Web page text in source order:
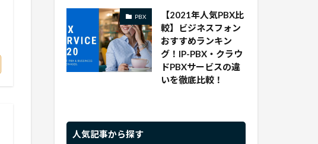
PBX
【2021年人気PBX比
較】ビジネスフォン
おすすめランキン
グ！IP-PBX・クラウ
ドPBXサービスの違
いを徹底比較！
人気記事から探す